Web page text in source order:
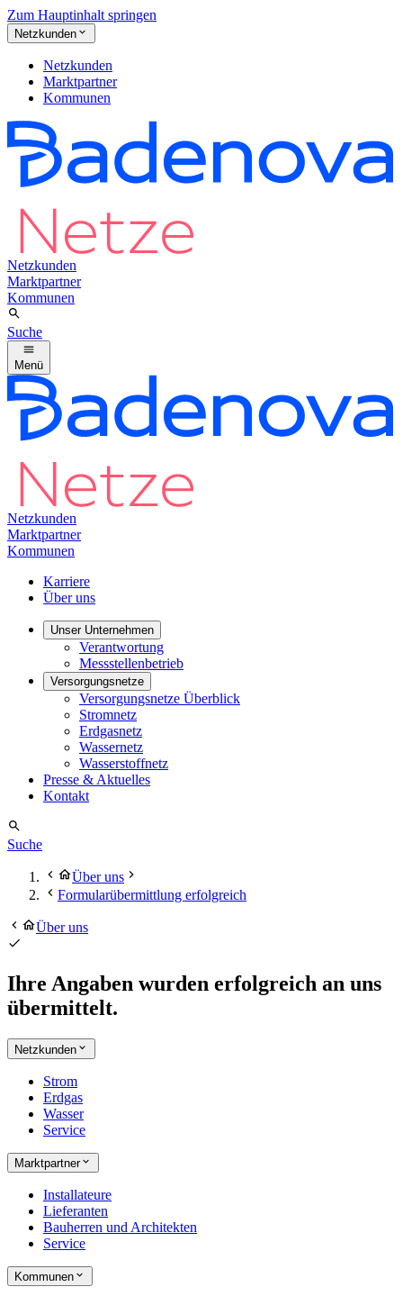
Zum Hauptinhalt springen
Netzkunden
Netzkunden
Marktpartner
Kommunen
Netzkunden
Marktpartner
Kommunen
Suche
Menü
Netzkunden
Marktpartner
Kommunen
Karriere
Über uns
Unser Unternehmen
Verantwortung
Messstellenbetrieb
Versorgungsnetze
Versorgungsnetze Überblick
Stromnetz
Erdgasnetz
Wassernetz
Wasserstoffnetz
Presse & Aktuelles
Kontakt
Suche
Über uns
Formularübermittlung erfolgreich
Über uns
Ihre Angaben wurden erfolgreich an uns
übermittelt.
Netzkunden
Strom
Erdgas
Wasser
Service
Marktpartner
Installateure
Lieferanten
Bauherren und Architekten
Service
Kommunen